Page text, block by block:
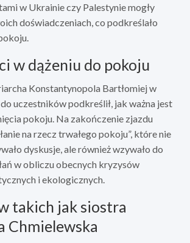
w Ukrainie czy Palestynie mogły
doświadczeniach, co podkreślało
w dążeniu do pokoju
Konstantynopola Bartłomiej w
uczestników podkreślił, jak ważna jest
pokoju. Na zakończenie zjazdu
na rzecz trwałego pokoju”, które nie
dyskusje, ale również wzywało do
w obliczu obecnych kryzysów
i ekologicznych.
takich jak siostra
Chmielewska